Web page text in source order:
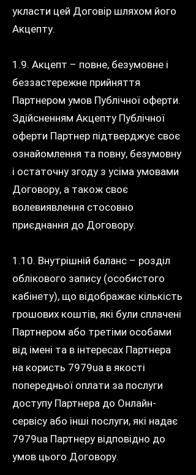
укласти цей Договір шляхом його
Акцепту.
1.9. Акцепт – повне, безумовне і
беззастережне прийняття
Партнером умов Публічної оферти.
Здійсненням Акцепту Публічної
оферти Партнер підтверджує своє
ознайомлення та повну, безумовну
і остаточну згоду з усіма умовами
Договору, а також своє
волевиявлення стосовно
приєднання до Договору.
1.10. Внутрішній баланс – розділ
облікового запису (особистого
кабінету), що відображає кількість
грошових коштів, які були сплачені
Партнером або третіми особами
від імені та в інтересах Партнера
на користь 7979ua в якості
попередньої оплати за послуги
доступу Партнера до Онлайн-
сервісу або інші послуги, які надає
7979ua Партнеру відповідно до
умов цього Договору.